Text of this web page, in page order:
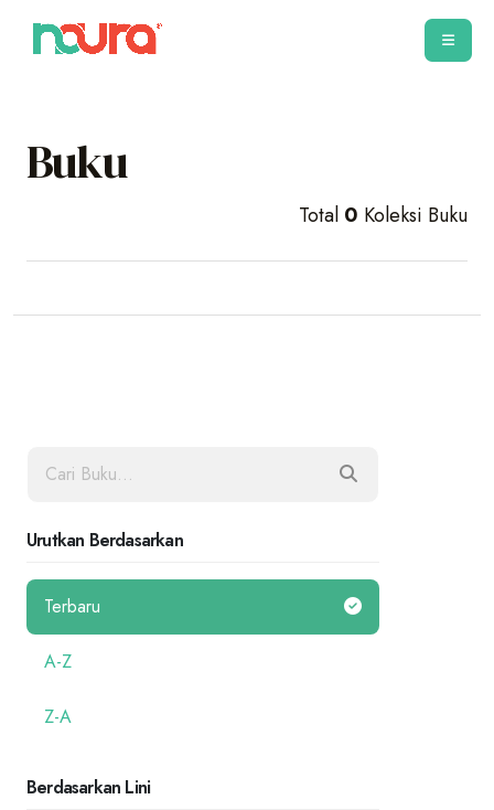
Buku
Total 0 Koleksi Buku
Urutkan Berdasarkan
Terbaru
A-Z
Z-A
Berdasarkan Lini